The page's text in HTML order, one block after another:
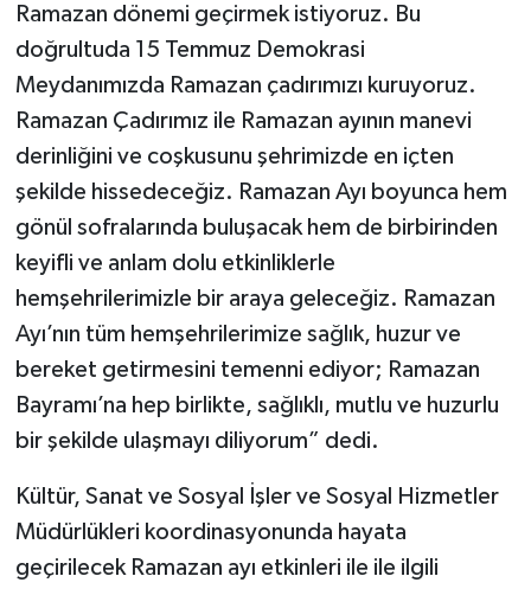
Ramazan dönemi geçirmek istiyoruz. Bu
doğrultuda 15 Temmuz Demokrasi
Meydanımızda Ramazan çadırımızı kuruyoruz.
Ramazan Çadırımız ile Ramazan ayının manevi
derinliğini ve coşkusunu şehrimizde en içten
şekilde hissedeceğiz. Ramazan Ayı boyunca hem
gönül sofralarında buluşacak hem de birbirinden
keyifli ve anlam dolu etkinliklerle
hemşehrilerimizle bir araya geleceğiz. Ramazan
Ayı’nın tüm hemşehrilerimize sağlık, huzur ve
bereket getirmesini temenni ediyor; Ramazan
Bayramı’na hep birlikte, sağlıklı, mutlu ve huzurlu
bir şekilde ulaşmayı diliyorum” dedi.
Kültür, Sanat ve Sosyal İşler ve Sosyal Hizmetler
Müdürlükleri koordinasyonunda hayata
geçirilecek Ramazan ayı etkinleri ile ile ilgili